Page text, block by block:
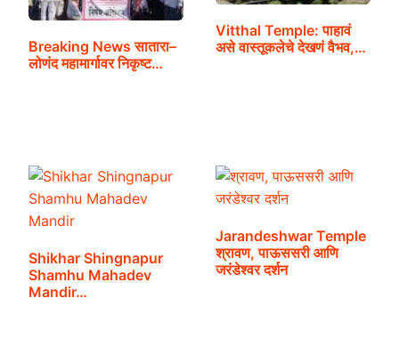
Breaking News सातारा–
लोणंद महामार्गावर निकृष्ट…
Vitthal Temple: पाहावं
असे वास्तूकलेचे देखणं वैभव,…
Shikhar Shingnapur
Shamhu Mahadev
Mandir…
Jarandeshwar Temple
श्रावण, पाऊससरी आणि
जरंडेश्वर दर्शन